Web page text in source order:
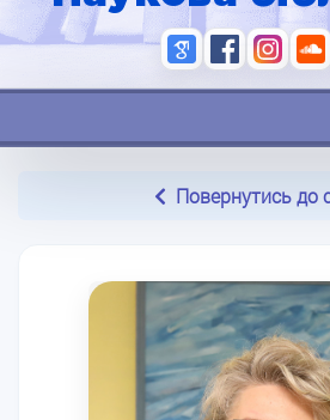
Повернутись до